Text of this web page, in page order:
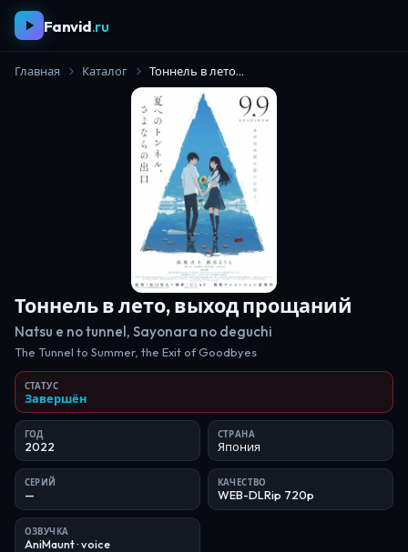
Fanvid.ru
Главная Каталог Тоннель в лето, выход прощаний
Тоннель в лето, выход прощаний
Natsu e no tunnel, Sayonara no deguchi
The Tunnel to Summer, the Exit of Goodbyes
СТАТУС
Завершён
ГОД
2022
СТРАНА
Япония
СЕРИЙ
—
КАЧЕСТВО
WEB-DLRip 720p
ОЗВУЧКА
AniMaunt· voice